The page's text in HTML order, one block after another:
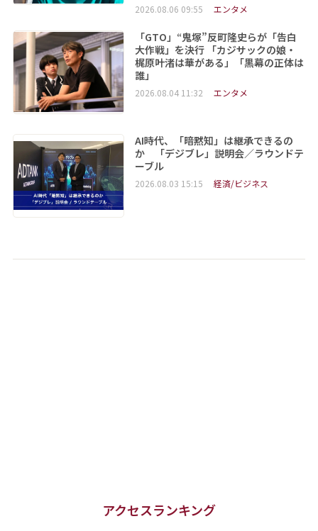
2026.08.06 09:55 エンタメ
「GTO」“鬼塚”反町隆史らが「告白
大作戦」を決行 「カジサックの娘・
梶原叶渚は華がある」「黒幕の正体は
誰」
2026.08.04 11:32 エンタメ
AI時代、「暗黙知」は継承できるの
か 「デジブレ」説明会／ラウンドテ
ーブル
2026.08.03 15:15 経済/ビジネス
アクセスランキング